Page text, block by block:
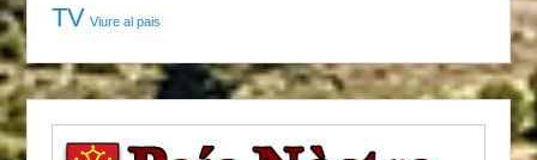
TV Viure al pais